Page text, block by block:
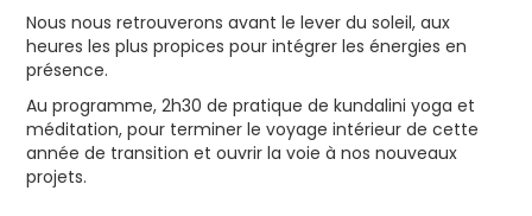
Nous nous retrouverons avant le lever du soleil, aux
heures les plus propices pour intégrer les énergies en
présence.
Au programme, 2h30 de pratique de kundalini yoga et
méditation, pour terminer le voyage intérieur de cette
année de transition et ouvrir la voie à nos nouveaux
projets.